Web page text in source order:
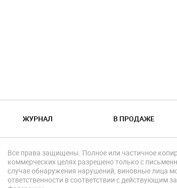
ЖУРНАЛ В ПРОДАЖЕ
Все права защищены. Полное или частичное
коммерческих целях разрешено только с
случае обнаружения нарушений, виновные лица
ответственности в соответствии с действующим